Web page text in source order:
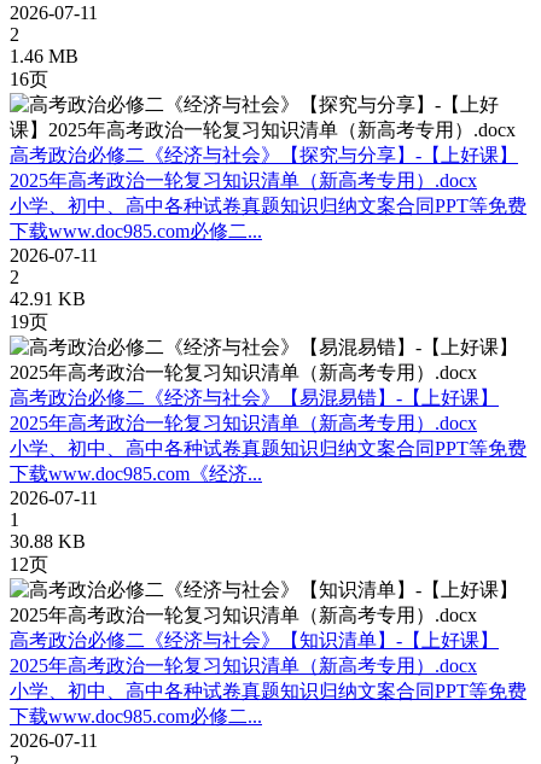
2026-07-11
2
1.46 MB
16页
高考政治必修二《经济与社会》【探究与分享】-【上好课】
2025年高考政治一轮复习知识清单（新高考专用）.docx
小学、初中、高中各种试卷真题知识归纳文案合同PPT等免费
下载www.doc985.com必修二...
2026-07-11
2
42.91 KB
19页
高考政治必修二《经济与社会》【易混易错】-【上好课】
2025年高考政治一轮复习知识清单（新高考专用）.docx
小学、初中、高中各种试卷真题知识归纳文案合同PPT等免费
下载www.doc985.com《经济...
2026-07-11
1
30.88 KB
12页
高考政治必修二《经济与社会》【知识清单】-【上好课】
2025年高考政治一轮复习知识清单（新高考专用）.docx
小学、初中、高中各种试卷真题知识归纳文案合同PPT等免费
下载www.doc985.com必修二...
2026-07-11